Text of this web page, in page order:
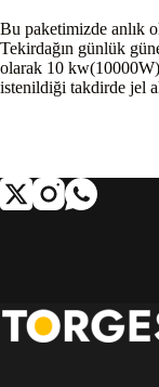
Bu paketimizde anlık
Tekirdağın günlük
olarak 10
istenildiği takdirde jel